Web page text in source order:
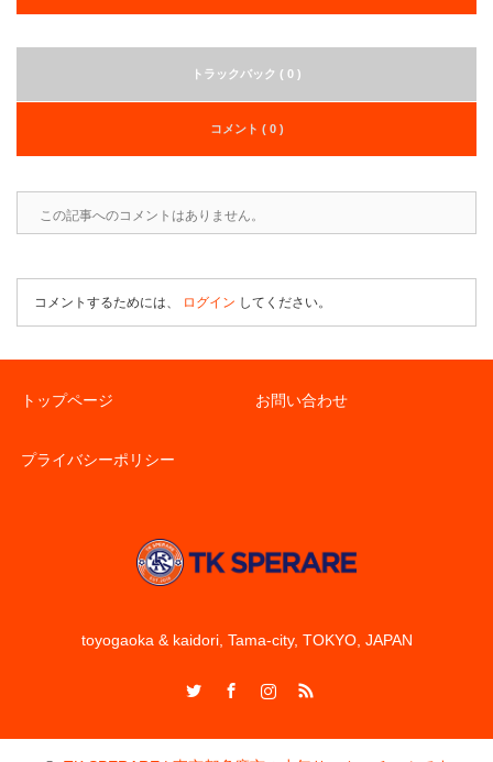
トラックバック ( 0 )
コメント ( 0 )
この記事へのコメントはありません。
コメントするためには、 ログイン してください。
トップページ お問い合わせ
プライバシーポリシー
toyogaoka & kaidori, Tama-city, TOKYO, JAPAN